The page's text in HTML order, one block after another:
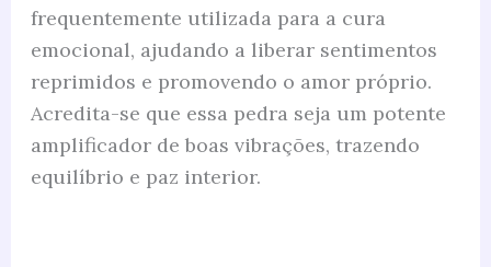
frequentemente utilizada para a cura
emocional, ajudando a liberar sentimentos
reprimidos e promovendo o amor próprio.
Acredita-se que essa pedra seja um potente
amplificador de boas vibrações, trazendo
equilíbrio e paz interior.